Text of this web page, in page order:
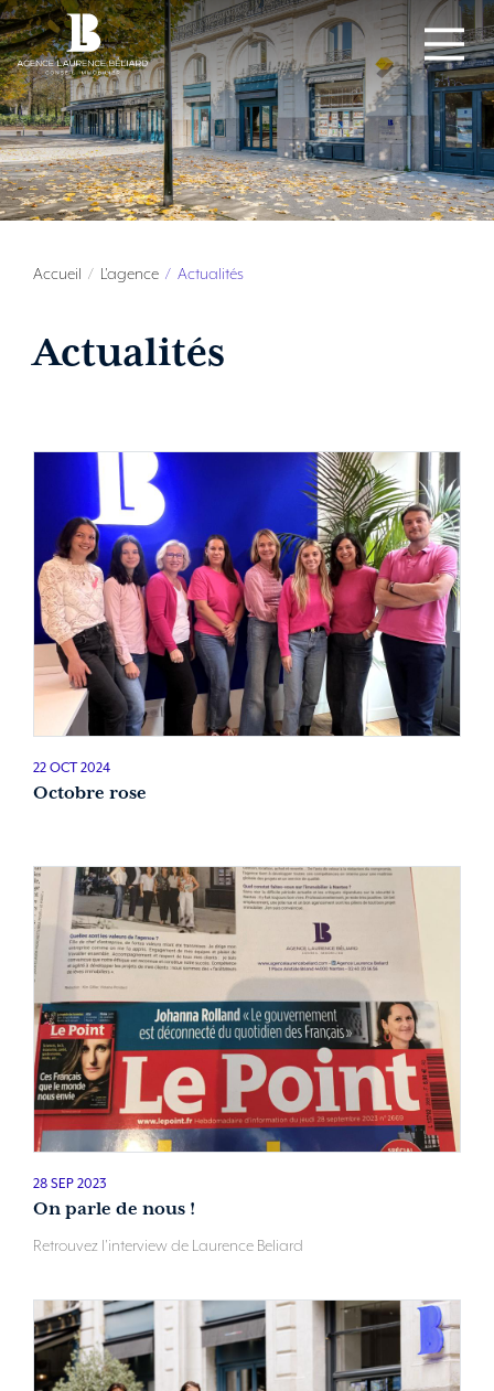
Accueil L'agence Actualités
Actualités
22 OCT 2024
Octobre rose
28 SEP 2023
On parle de nous !
Retrouvez l'interview de Laurence Beliard